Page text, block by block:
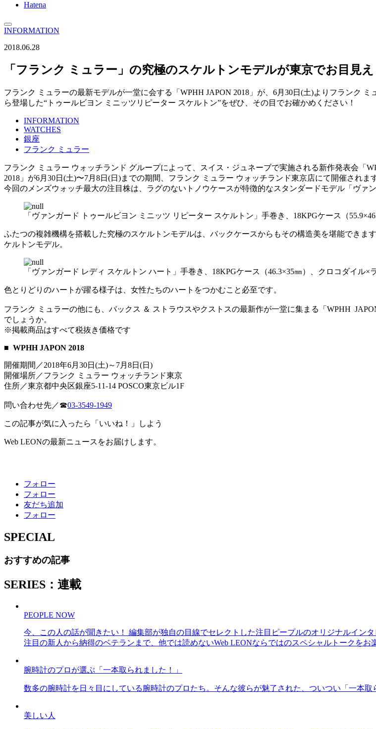
Hatena
INFORMATION
2018.06.28
「フランク ミュラー」の究極のスケルトンモデルが東京でお目見え
フランク ミュラーの最新モデルが一堂に会する「WPHH JAPON 2018」が、6月30日(土)よりフランク
ら登場した“トゥールビヨン ミニッツリピーター スケルトン”をぜひ、その目でお確かめください！
INFORMATION
WATCHES
銀座
フランク ミュラー
フランク ミュラー ウォッチランド グループによって、スイス・ジュネーブで実施される新作発表会「
2018」が6月30日(土)〜7月8日(日)までの期間、フランク ミュラー ウォッチランド東京店にて開催されます
今回のメンズウォッチ最大の注目株は、ラグのないトノウケースが特徴的なスタンダードモデル「ヴァ
「ヴァンガード トゥールビヨン ミニッツ リピーター スケルトン」手巻き、18KPGケース（
ふたつの複雑機構を搭載した究極のスケルトンモデルは、バックケースからもその構造美を堪能でき
ケルトンモデル。
「ヴァンガード レディ スケルトン ハート」手巻き、18KPGケース（46.3×35㎜）、クロコダイル×
色とりどりのハートが躍る様子は、女性たちのハートをつかむこと必至です。
フランク ミュラーの他にも、バックス ＆ ストラウスやクストスの最新作が一堂に集まる「WPHH
でしょうか。
※掲載商品はすべて税抜き価格です
■ WPHH JAPON 2018
開催期間／2018年6月30日(土)～7月8日(日)
開催場所／フランク ミュラー ウォッチランド東京
住所／東京都中央区銀座5-11-14 POSCO東京ビル1F
問い合わせ先／☎03-3549-1949
この記事が気に入ったら「いいね！」しよう
Web LEONの最新ニュースをお届けします。
フォロー
フォロー
友だち追加
フォロー
SPECIAL
おすすめの記事
SERIES：連載
PEOPLE NOW
今、この人の話が聞きたい！ 編集部が独自の目線でセレクトした注目ピープルのオリジナルイン
注目の新人から納得のベテランまで、他では読めないWeb LEONならではのスペシャルトークをお
腕時計のプロが選ぶ「一本取られました！」
数多の腕時計を日々目にしている腕時計のプロたち。そんな彼らが魅了された、ついつい「一本
美しい人